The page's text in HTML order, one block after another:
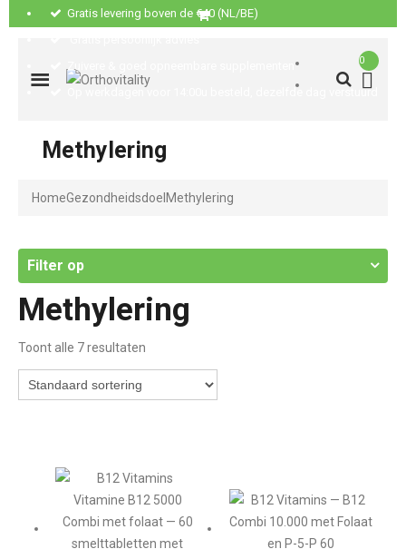
Gratis levering boven de €40 (NL/BE)
Zuivere & goed opneembare supplementen
Op werkdagen voor 14:00u besteld, dezelfde dag verstuurd
0
Methylering
HomeGezondheidsdoel Methylering
Filter op
Methylering
Toont alle 7 resultaten